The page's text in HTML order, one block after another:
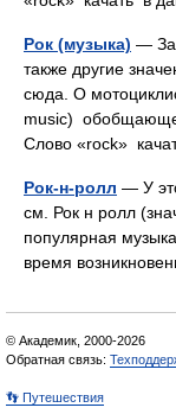
Рок (музыка) —
также другие
сюда. О
music)
Слово «rock»
Рок-н-ролл — У
см. Рок н ролл
популярная
время
© Академик, 2000-2026
Обратная связь:
👣 Путешествия